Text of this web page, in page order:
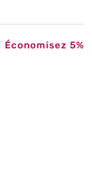
Économisez 5%